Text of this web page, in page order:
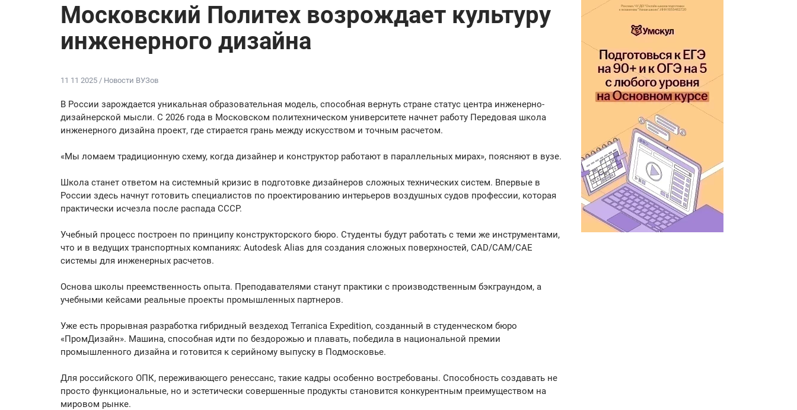
Московский Политех возрождает культуру
инженерного дизайна
11 11 2025 / Новости ВУЗов
В России зарождается уникальная образовательная модель, способная вернуть стране статус центра инженерно-
дизайнерской мысли. С 2026 года в Московском политехническом университете начнет работу Передовая школа
инженерного дизайна проект, где стирается грань между искусством и точным расчетом.
«Мы ломаем традиционную схему, когда дизайнер и конструктор работают в параллельных мирах», поясняют в вузе.
Школа станет ответом на системный кризис в подготовке дизайнеров сложных технических систем. Впервые в
России здесь начнут готовить специалистов по проектированию интерьеров воздушных судов профессии, которая
практически исчезла после распада СССР.
Учебный процесс построен по принципу конструкторского бюро. Студенты будут работать с теми же инструментами,
что и в ведущих транспортных компаниях: Autodesk Alias для создания сложных поверхностей, CAD/CAM/CAE
системы для инженерных расчетов.
Основа школы преемственность опыта. Преподавателями станут практики с производственным бэкграундом, а
учебными кейсами реальные проекты промышленных партнеров.
Уже есть прорывная разработка гибридный вездеход Terranica Expedition, созданный в студенческом бюро
«ПромДизайн». Машина, способная идти по бездорожью и плавать, победила в национальной премии
промышленного дизайна и готовится к серийному выпуску в Подмосковье.
Для российского ОПК, переживающего ренессанс, такие кадры особенно востребованы. Способность создавать не
просто функциональные, но и эстетически совершенные продукты становится конкурентным преимуществом на
мировом рынке.